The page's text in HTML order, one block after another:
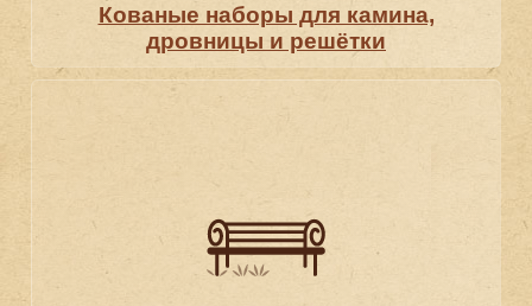
Кованые наборы для камина,
дровницы и решётки